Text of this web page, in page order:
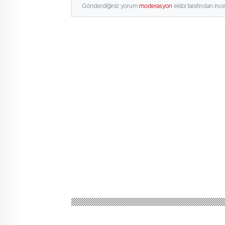
Gönderdiğiniz yorum moderasyon ekibi tarafından